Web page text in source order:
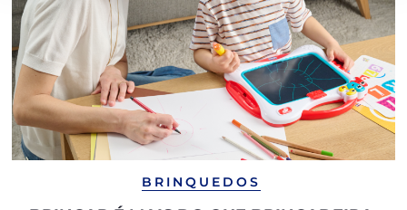
BRINQUEDOS